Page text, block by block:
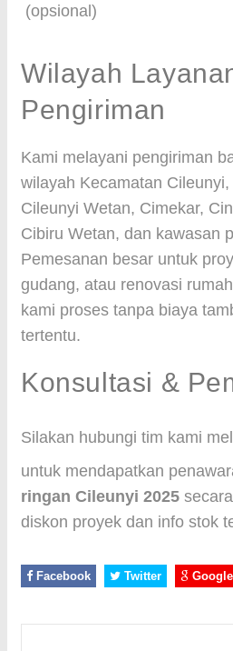
(opsional)
Wilayah
Pengiriman
Kami melayani pengiriman
wilayah Kecamatan
Cileunyi Wetan, Cimekar,
Cibiru Wetan, dan kawasan
Pemesanan besar untuk
gudang, atau renovasi
kami proses tanpa biaya
tertentu.
Konsultasi &
Silakan hubungi tim kami
untuk mendapatkan
ringan Cileunyi 2025
diskon proyek dan info stok
Facebook Twitter Google